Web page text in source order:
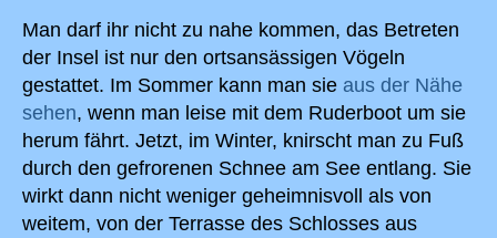
Man darf ihr nicht zu nahe kommen, das Betreten
der Insel ist nur den ortsansässigen Vögeln
gestattet. Im Sommer kann man sie aus der Nähe
sehen, wenn man leise mit dem Ruderboot um sie
herum fährt. Jetzt, im Winter, knirscht man zu Fuß
durch den gefrorenen Schnee am See entlang. Sie
wirkt dann nicht weniger geheimnisvoll als von
weitem, von der Terrasse des Schlosses aus